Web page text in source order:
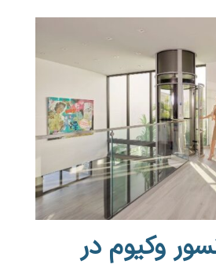
وکیوم در